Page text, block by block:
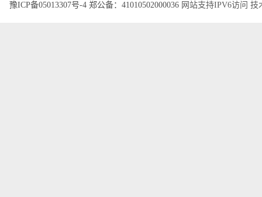
豫ICP备05013307号-4 郑公备：41010502000036 网站支持IPV6访问 技